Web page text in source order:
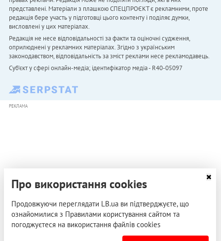
представлені. Матеріали з плашкою СПЕЦПРОЄКТ є рекламними, проте
редакція бере участь у підготовці цього контенту і поділяє думки,
висловлені у цих матеріалах.
Редакція не несе відповідальності за факти та оціночні судження,
оприлюднені у рекламних матеріалах. Згідно з українським
законодавством, відповідальність за зміст реклами несе рекламодавець.
Cуб'єкт у сфері онлайн-медіа; ідентифікатор медіа - R40-05097
РЕКЛАМА
Про використання cookies
Продовжуючи переглядати LB.ua ви підтверджуєте, що
ознайомилися з Правилами користування сайтом та
погоджуєтеся на використання файлів cookies